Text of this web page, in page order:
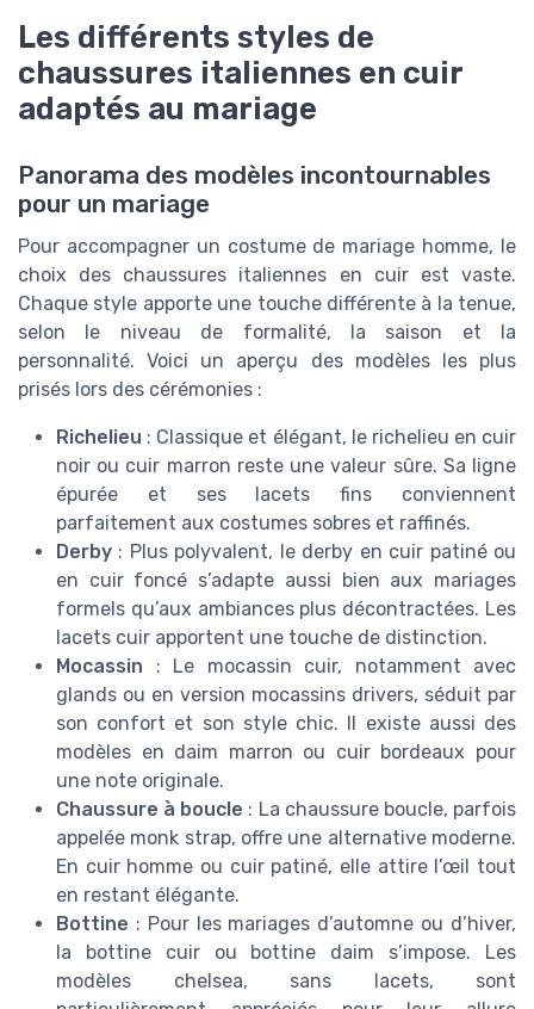
Les différents styles de
chaussures italiennes en cuir
adaptés au mariage
Panorama des modèles incontournables
pour un mariage
Pour accompagner un costume de mariage homme, le
choix des chaussures italiennes en cuir est vaste.
Chaque style apporte une touche différente à la tenue,
selon le niveau de formalité, la saison et la
personnalité. Voici un aperçu des modèles les plus
prisés lors des cérémonies :
Richelieu : Classique et élégant, le richelieu en cuir
noir ou cuir marron reste une valeur sûre. Sa ligne
épurée et ses lacets fins conviennent
parfaitement aux costumes sobres et raffinés.
Derby : Plus polyvalent, le derby en cuir patiné ou
en cuir foncé s’adapte aussi bien aux mariages
formels qu’aux ambiances plus décontractées. Les
lacets cuir apportent une touche de distinction.
Mocassin : Le mocassin cuir, notamment avec
glands ou en version mocassins drivers, séduit par
son confort et son style chic. Il existe aussi des
modèles en daim marron ou cuir bordeaux pour
une note originale.
Chaussure à boucle : La chaussure boucle, parfois
appelée monk strap, offre une alternative moderne.
En cuir homme ou cuir patiné, elle attire l’œil tout
en restant élégante.
Bottine : Pour les mariages d’automne ou d’hiver,
la bottine cuir ou bottine daim s’impose. Les
modèles chelsea, sans lacets, sont